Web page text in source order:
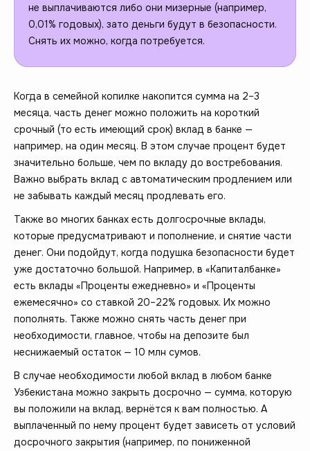
не выплачиваются либо они мизерные (например,
0,01% годовых), зато деньги будут в безопасности.
Снять их можно, когда потребуется.
Когда в семейной копилке накопится сумма на 2–3
месяца, часть денег можно положить на короткий
срочный (то есть имеющий срок) вклад в банке —
например, на один месяц. В этом случае процент будет
значительно больше, чем по вкладу до востребования.
Важно выбрать вклад с автоматическим продлением или
не забывать каждый месяц продлевать его.
Также во многих банках есть долгосрочные вклады,
которые предусматривают и пополнение, и снятие части
денег. Они подойдут, когда подушка безопасности будет
уже достаточно большой. Например, в «Капиталбанке»
есть вклады «Проценты ежедневно» и «Проценты
ежемесячно» со ставкой 20–22% годовых. Их можно
пополнять. Также можно снять часть денег при
необходимости, главное, чтобы на депозите был
неснижаемый остаток — 10 млн сумов.
В случае необходимости любой вклад в любом банке
Узбекистана можно закрыть досрочно — сумма, которую
вы положили на вклад, вернётся к вам полностью. А
выплаченный по нему процент будет зависеть от условий
досрочного закрытия (например, по пониженной